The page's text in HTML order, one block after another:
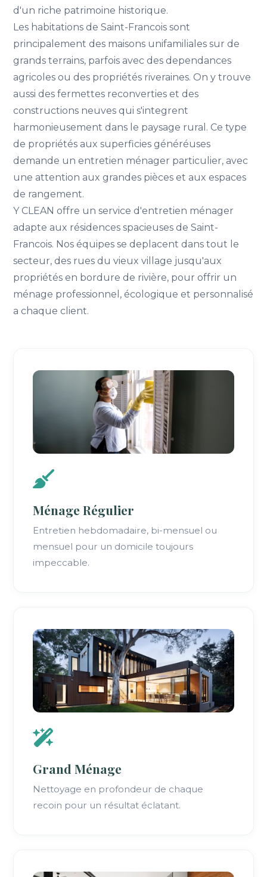
d'un riche patrimoine historique.
Les habitations de Saint-Francois sont
principalement des maisons unifamiliales sur de
grands terrains, parfois avec des dependances
agricoles ou des propriétés riveraines. On y trouve
aussi des fermettes reconverties et des
constructions neuves qui s'integrent
harmonieusement dans le paysage rural. Ce type
de propriétés aux superficies généréuses
demande un entretien ménager particulier, avec
une attention aux grandes pièces et aux espaces
de rangement.
Y CLEAN offre un service d'entretien ménager
adapte aux résidences spacieuses de Saint-
Francois. Nos équipes se deplacent dans tout le
secteur, des rues du vieux village jusqu'aux
propriétés en bordure de rivière, pour offrir un
ménage professionnel, écologique et personnalisé
a chaque client.
Ménage Régulier
Entretien hebdomadaire, bi-mensuel ou
mensuel pour un domicile toujours
impeccable.
Grand Ménage
Nettoyage en profondeur de chaque
recoin pour un résultat éclatant.